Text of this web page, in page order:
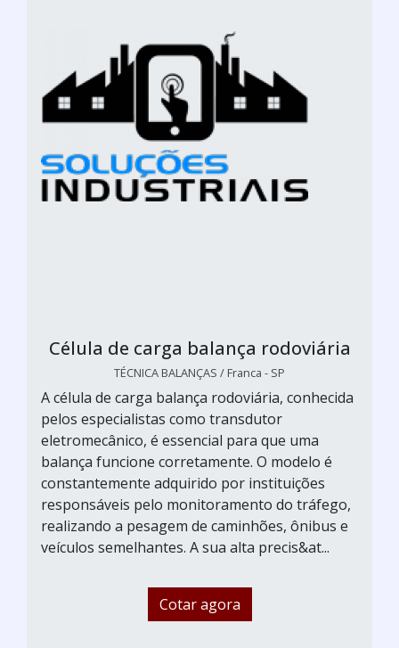
Célula de carga balança rodoviária
TÉCNICA BALANÇAS / Franca - SP
A célula de carga balança rodoviária, conhecida
pelos especialistas como transdutor
eletromecânico, é essencial para que uma
balança funcione corretamente. O modelo é
constantemente adquirido por instituições
responsáveis pelo monitoramento do tráfego,
realizando a pesagem de caminhões, ônibus e
veículos semelhantes. A sua alta precis&at...
Cotar agora